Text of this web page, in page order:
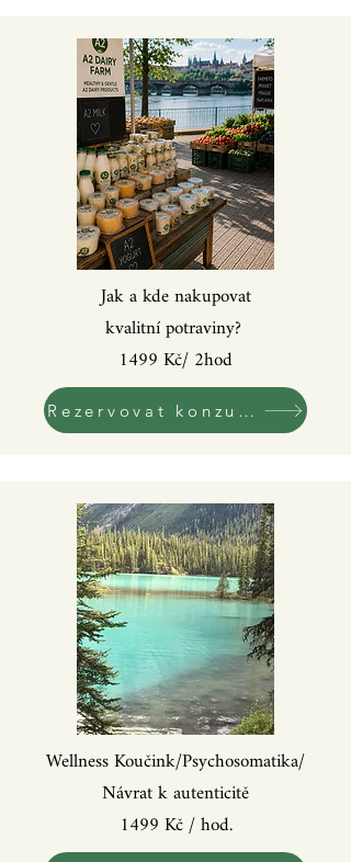
Jak a kde nakupovat
kvalitní potraviny?
1499 Kč/ 2hod
Rezervovat konzultaci!
Wellness Koučink/Psychosomatika/
Návrat k autenticitě
1499 Kč / hod.